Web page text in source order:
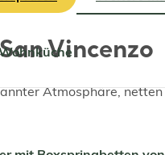
Vincenzo
Atmosphäre,